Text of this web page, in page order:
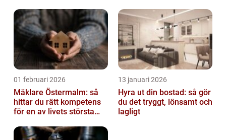
01 februari 2026
Mäklare Östermalm: så
hittar du rätt kompetens
för en av livets största
13 januari 2026
Hyra ut din bostad: så gör
du det tryggt, lönsamt och
lagligt